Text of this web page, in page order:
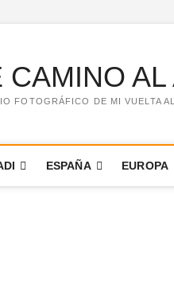
CAMINO AL
FOTOGRÁFICO DE MI VUELTA
ESPAÑA EUROPA